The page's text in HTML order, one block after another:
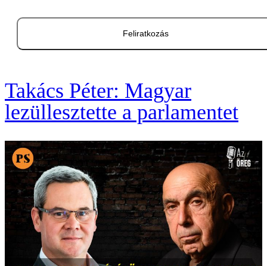
Feliratkozás
Takács Péter: Magyar
lezüllesztette a parlamentet